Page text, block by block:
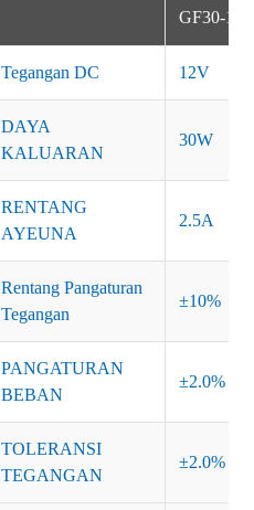
GF30-
Tegangan DC 12V
DAYA
KALUARAN
30W
RENTANG
AYEUNA
2.5A
Rentang Pangaturan
Tegangan
±10%
PANGATURAN
BEBAN
±2.0%
TOLERANSI
TEGANGAN
±2.0%